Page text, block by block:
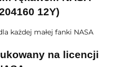
12Y)
każdej małej fanki NASA
na licencji